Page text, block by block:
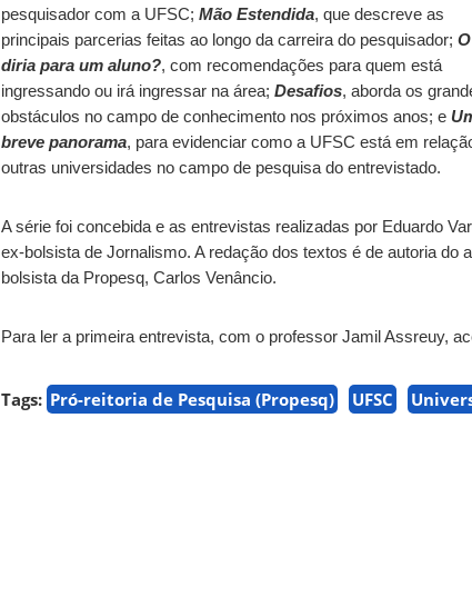
pesquisador com a UFSC; Mão Estendida, que descreve as
principais parcerias feitas ao longo da carreira do pesquisador;
diria para um aluno?, com recomendações para quem está
ingressando ou irá ingressar na área; Desafios, aborda os
obstáculos no campo de conhecimento nos próximos anos; e
breve panorama, para evidenciar como a UFSC está em
outras universidades no campo de pesquisa do entrevistado.
A série foi concebida e as entrevistas realizadas por Eduardo
ex-bolsista de Jornalismo. A redação dos textos é de autoria do
bolsista da Propesq, Carlos Venâncio.
Para ler a primeira entrevista, com o professor Jamil Assreuy,
Tags: Pró-reitoria de Pesquisa (Propesq) UFSC